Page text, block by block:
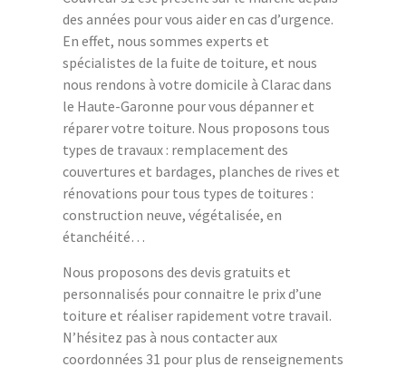
des années pour vous aider en cas d’urgence.
En effet, nous sommes experts et
spécialistes de la fuite de toiture, et nous
nous rendons à votre domicile à Clarac dans
le Haute-Garonne pour vous dépanner et
réparer votre toiture. Nous proposons tous
types de travaux : remplacement des
couvertures et bardages, planches de rives et
rénovations pour tous types de toitures :
construction neuve, végétalisée, en
étanchéité…
Nous proposons des devis gratuits et
personnalisés pour connaitre le prix d’une
toiture et réaliser rapidement votre travail.
N’hésitez pas à nous contacter aux
coordonnées 31 pour plus de renseignements